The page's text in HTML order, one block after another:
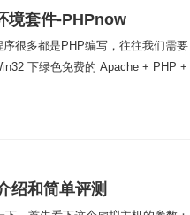
境套件-PHPnow
很多都是PHP编写，往往我们需要
下绿色免费的 Apache + PHP +
绍和简单评测